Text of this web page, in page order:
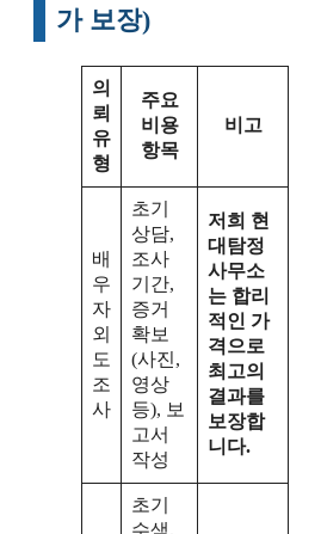
가 보장)
의
뢰
유
형
주요
비용
항목
비고
배
우
자
외
도
조
사
초기
상담,
조사
기간,
증거
확보
(사진,
영상
등), 보
고서
작성
저희 현
대탐정
사무소
는 합리
적인 가
격으로
최고의
결과를
보장합
니다.
초기
수색,